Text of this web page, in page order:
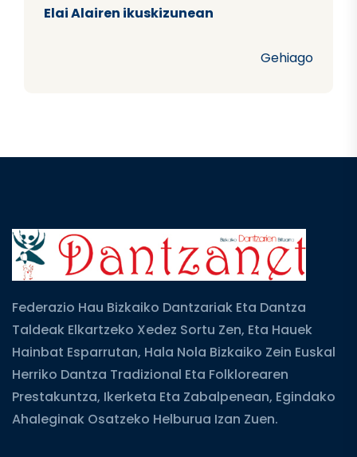
Elai Alairen ikuskizunean
Gehiago
Federazio Hau Bizkaiko Dantzariak Eta Dantza
Taldeak Elkartzeko Xedez Sortu Zen, Eta Hauek
Hainbat Esparrutan, Hala Nola Bizkaiko Zein Euskal
Herriko Dantza Tradizional Eta Folklorearen
Prestakuntza, Ikerketa Eta Zabalpenean, Egindako
Ahaleginak Osatzeko Helburua Izan Zuen.